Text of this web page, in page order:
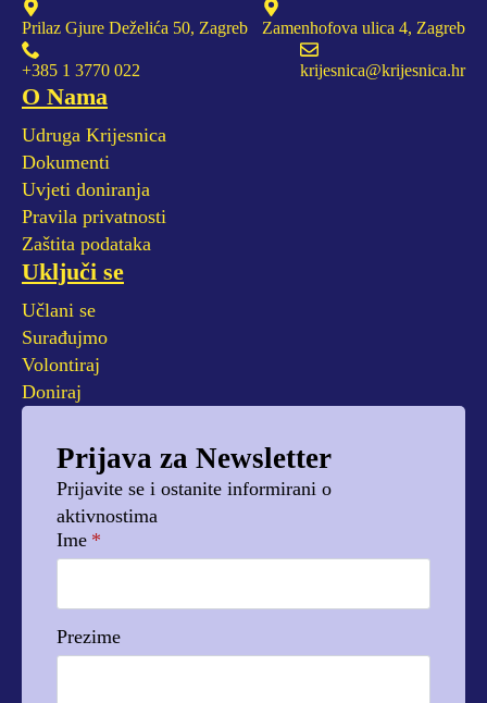
Prilaz Gjure Deželića 50, Zagreb Zamenhofova ulica 4, Zagreb
+385 1 3770 022 krijesnica@krijesnica.hr
O Nama
Udruga Krijesnica
Dokumenti
Uvjeti doniranja
Pravila privatnosti
Zaštita podataka
Uključi se
Učlani se
Surađujmo
Volontiraj
Doniraj
Prijava za Newsletter
Prijavite se i ostanite informirani o
aktivnostima
Ime *
Prezime